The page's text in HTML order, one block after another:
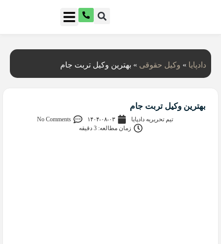
دادپایا » وکیل حقوقی » بهترین وکیل تربت جام
بهترین وکیل تربت جام
تیم تحریریه دادپایا ۱۴۰۴-۰۸-۰۳
No Comments
زمان مطالعه: 3 دقیقه